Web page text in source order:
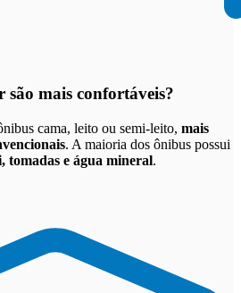
são mais confortáveis?
cama, leito ou semi-leito, mais
. A maioria dos ônibus possui
tomadas e água mineral.